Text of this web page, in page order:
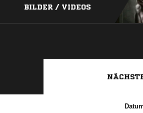
BILDER / VIDEOS